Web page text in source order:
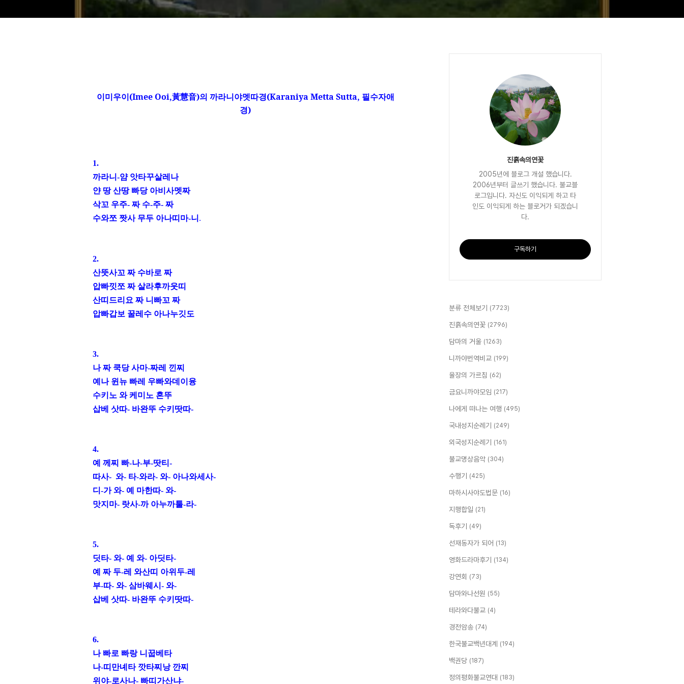
이미우이(Imee Ooi,黃慧音)의 까라니야멧따경(Karaniya Metta Sutta, 필수자애
경)
1.
까라니 -얌 앗타꾸살레나
얀 땅 산땅 빠당 아비사멧짜
삭꼬 우주- 짜 수-주- 짜
수와쪼 짯사 무두 아나띠마-니 .
2.
산뚯사꼬 짜 수바로 짜
압빠낏쪼 짜 살라후까웃띠
산띠드리요 짜 니빠꼬 짜
압빠갑보 꿀레수 아나누깃도
3.
나 짜 쿡당 사마-짜레 낀찌
예 나 윈뉴 빠레 우빠와데이융
수키노 와 케미노 혼뚜
삽베 삿따- 바완뚜 수키땃따-
4.
예 께찌 빠-나-부-땃티 -
따사- 와- 타-와라- 와- 아나와세사-
디 -가 와- 예 마한따- 와-
맛지마- 랏사-까 아누까툴-라-
5.
딧타- 와- 예 와- 아딧타-
예 짜 두-레 와산띠 아위두-레
부-따- 와- 삼바웨시 - 와-
삽베 삿따- 바완뚜 수키땃따-
6.
나 빠로 빠랑 니꿉베타
나-띠만녜타 깟타찌낭 깐찌
위야-로사나- 빠띠가산냐-
진흙속의연꽃
2005년에 블로그 개설 했습니다.
2006년부터 글쓰기 했습니다. 불교블
로그입니다. 자신도 이익되게 하고 타
인도 이익되게 하는 블로거가 되겠습니
다.
구독하기
분류 전체보기 (7723)
진흙속의연꽃 (2796)
담마의 거울 (1263)
니까야번역비교 (199)
율장의 가르침 (62)
금요니까야모임 (217)
나에게 떠나는 여행 (495)
국내성지순례기 (249)
외국성지순례기 (161)
불교명상음악 (304)
수행기 (425)
마하시사야도법문 (16)
지행합일 (21)
독후기 (49)
선재동자가 되어 (13)
영화드라마후기 (134)
강연회 (73)
담마와나선원 (55)
테라와다불교 (4)
경전암송 (74)
한국불교백년대계 (194)
백권당 (187)
정의평화불교연대 (183)